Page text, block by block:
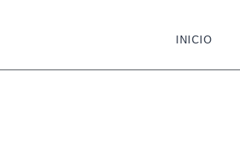
INICIO